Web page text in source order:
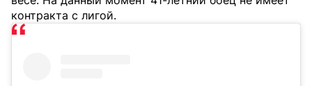
контракта с лигой.